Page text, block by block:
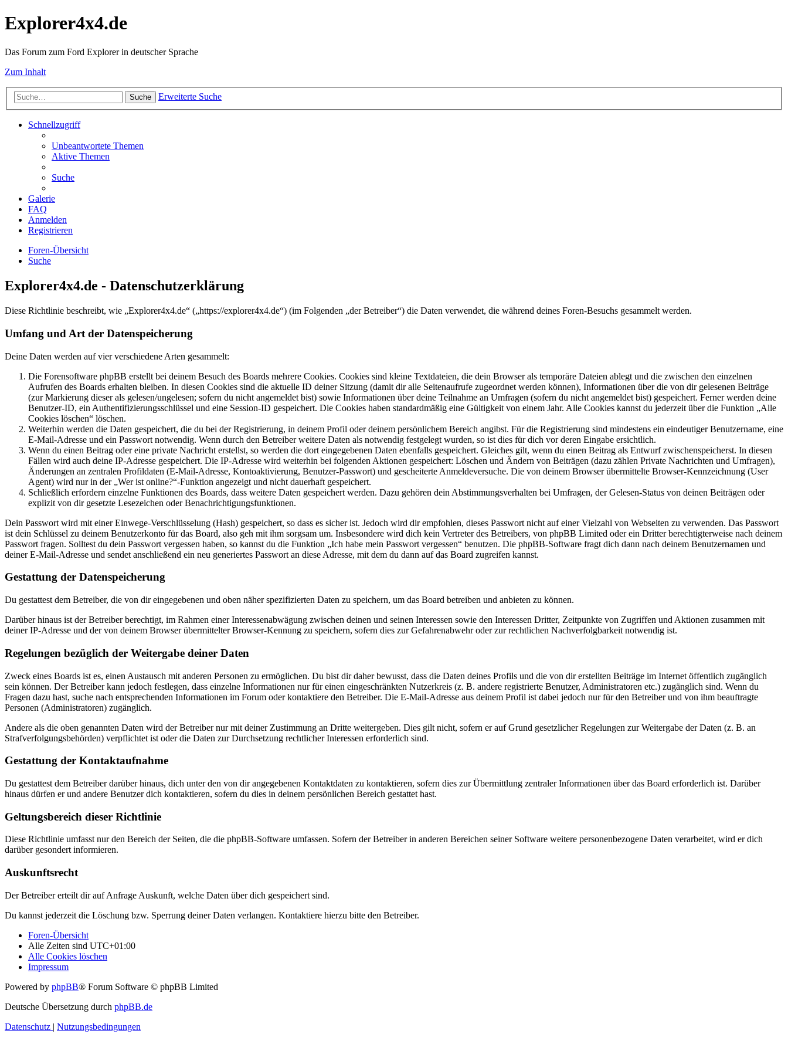
Explorer4x4.de
Das Forum zum Ford Explorer in deutscher Sprache
Zum Inhalt
Suche Erweiterte Suche
Schnellzugriff
Unbeantwortete Themen
Aktive Themen
Suche
Galerie
FAQ
Anmelden
Registrieren
Foren-Übersicht
Suche
Explorer4x4.de - Datenschutzerklärung
Diese Richtlinie beschreibt, wie „Explorer4x4.de“ („https://explorer4x4.de“) (im Folgenden „der Betreiber“) die Daten verwendet, die während deines Foren-Besuchs gesammelt werden.
Umfang und Art der Datenspeicherung
Deine Daten werden auf vier verschiedene Arten gesammelt:
Die Forensoftware phpBB erstellt bei deinem Besuch des Boards mehrere Cookies. Cookies sind kleine Textdateien, die dein Browser als temporäre Dateien ablegt und die zwischen den einzelnen
Aufrufen des Boards erhalten bleiben. In diesen Cookies sind die aktuelle ID deiner Sitzung (damit dir alle Seitenaufrufe zugeordnet werden können), Informationen über die von dir gelesenen Beiträge
(zur Markierung dieser als gelesen/ungelesen; sofern du nicht angemeldet bist) sowie Informationen über deine Teilnahme an Umfragen (sofern du nicht angemeldet bist) gespeichert. Ferner werden deine
Benutzer-ID, ein Authentifizierungsschlüssel und eine Session-ID gespeichert. Die Cookies haben standardmäßig eine Gültigkeit von einem Jahr. Alle Cookies kannst du jederzeit über die Funktion „Alle
Cookies löschen“ löschen.
Weiterhin werden die Daten gespeichert, die du bei der Registrierung, in deinem Profil oder deinem persönlichem Bereich angibst. Für die Registrierung sind mindestens ein eindeutiger Benutzername, eine
E-Mail-Adresse und ein Passwort notwendig. Wenn durch den Betreiber weitere Daten als notwendig festgelegt wurden, so ist dies für dich vor deren Eingabe ersichtlich.
Wenn du einen Beitrag oder eine private Nachricht erstellst, so werden die dort eingegebenen Daten ebenfalls gespeichert. Gleiches gilt, wenn du einen Beitrag als Entwurf zwischenspeicherst. In diesen
Fällen wird auch deine IP-Adresse gespeichert. Die IP-Adresse wird weiterhin bei folgenden Aktionen gespeichert: Löschen und Ändern von Beiträgen (dazu zählen Private Nachrichten und Umfragen),
Änderungen an zentralen Profildaten (E-Mail-Adresse, Kontoaktivierung, Benutzer-Passwort) und gescheiterte Anmeldeversuche. Die von deinem Browser übermittelte Browser-Kennzeichnung (User
Agent) wird nur in der „Wer ist online?“-Funktion angezeigt und nicht dauerhaft gespeichert.
Schließlich erfordern einzelne Funktionen des Boards, dass weitere Daten gespeichert werden. Dazu gehören dein Abstimmungsverhalten bei Umfragen, der Gelesen-Status von deinen Beiträgen oder
explizit von dir gesetzte Lesezeichen oder Benachrichtigungsfunktionen.
Dein Passwort wird mit einer Einwege-Verschlüsselung (Hash) gespeichert, so dass es sicher ist. Jedoch wird dir empfohlen, dieses Passwort nicht auf einer Vielzahl von Webseiten zu verwenden. Das Passwort
ist dein Schlüssel zu deinem Benutzerkonto für das Board, also geh mit ihm sorgsam um. Insbesondere wird dich kein Vertreter des Betreibers, von phpBB Limited oder ein Dritter berechtigterweise nach deinem
Passwort fragen. Solltest du dein Passwort vergessen haben, so kannst du die Funktion „Ich habe mein Passwort vergessen“ benutzen. Die phpBB-Software fragt dich dann nach deinem Benutzernamen und
deiner E-Mail-Adresse und sendet anschließend ein neu generiertes Passwort an diese Adresse, mit dem du dann auf das Board zugreifen kannst.
Gestattung der Datenspeicherung
Du gestattest dem Betreiber, die von dir eingegebenen und oben näher spezifizierten Daten zu speichern, um das Board betreiben und anbieten zu können.
Darüber hinaus ist der Betreiber berechtigt, im Rahmen einer Interessenabwägung zwischen deinen und seinen Interessen sowie den Interessen Dritter, Zeitpunkte von Zugriffen und Aktionen zusammen mit
deiner IP-Adresse und der von deinem Browser übermittelter Browser-Kennung zu speichern, sofern dies zur Gefahrenabwehr oder zur rechtlichen Nachverfolgbarkeit notwendig ist.
Regelungen bezüglich der Weitergabe deiner Daten
Zweck eines Boards ist es, einen Austausch mit anderen Personen zu ermöglichen. Du bist dir daher bewusst, dass die Daten deines Profils und die von dir erstellten Beiträge im Internet öffentlich zugänglich
sein können. Der Betreiber kann jedoch festlegen, dass einzelne Informationen nur für einen eingeschränkten Nutzerkreis (z. B. andere registrierte Benutzer, Administratoren etc.) zugänglich sind. Wenn du
Fragen dazu hast, suche nach entsprechenden Informationen im Forum oder kontaktiere den Betreiber. Die E-Mail-Adresse aus deinem Profil ist dabei jedoch nur für den Betreiber und von ihm beauftragte
Personen (Administratoren) zugänglich.
Andere als die oben genannten Daten wird der Betreiber nur mit deiner Zustimmung an Dritte weitergeben. Dies gilt nicht, sofern er auf Grund gesetzlicher Regelungen zur Weitergabe der Daten (z. B. an
Strafverfolgungsbehörden) verpflichtet ist oder die Daten zur Durchsetzung rechtlicher Interessen erforderlich sind.
Gestattung der Kontaktaufnahme
Du gestattest dem Betreiber darüber hinaus, dich unter den von dir angegebenen Kontaktdaten zu kontaktieren, sofern dies zur Übermittlung zentraler Informationen über das Board erforderlich ist. Darüber
hinaus dürfen er und andere Benutzer dich kontaktieren, sofern du dies in deinem persönlichen Bereich gestattet hast.
Geltungsbereich dieser Richtlinie
Diese Richtlinie umfasst nur den Bereich der Seiten, die die phpBB-Software umfassen. Sofern der Betreiber in anderen Bereichen seiner Software weitere personenbezogene Daten verarbeitet, wird er dich
darüber gesondert informieren.
Auskunftsrecht
Der Betreiber erteilt dir auf Anfrage Auskunft, welche Daten über dich gespeichert sind.
Du kannst jederzeit die Löschung bzw. Sperrung deiner Daten verlangen. Kontaktiere hierzu bitte den Betreiber.
Foren-Übersicht
Alle Zeiten sind UTC+01:00
Alle Cookies löschen
Impressum
Powered by phpBB® Forum Software © phpBB Limited
Deutsche Übersetzung durch phpBB.de
Datenschutz | Nutzungsbedingungen